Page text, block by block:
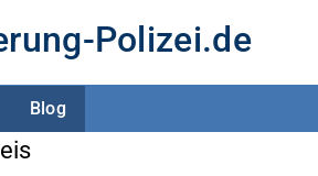
Polizei.de
Blog